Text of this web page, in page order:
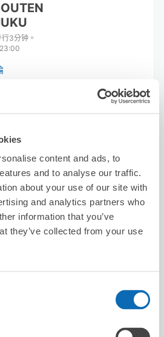
content and ads, to
and to analyse our traffic.
about your use of our site with
and analytics partners who
information that you’ve
they’ve collected from your use
3分钟。
尺寸 :20
利用可能時間